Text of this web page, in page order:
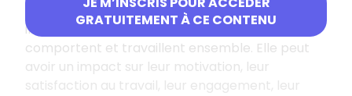
GRATUITEMENT À CE CONTENU
La culture d'entreprise est importante car elle
influence la façon dont les employés se
comportent et travaillent ensemble. Elle peut
avoir un impact sur leur motivation, leur
satisfaction au travail, leur engagement, leur